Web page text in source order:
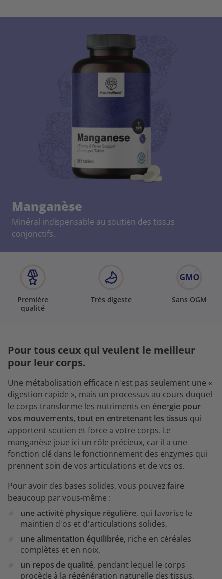
Manganèse
Minéral indispensable au soutien des tissus
conjonctifs.
Première
qualité
Très digeste Sans OGM
Pour tous ceux qui veulent le meilleur
pour leur corps.
Une métabolisation efficace n'est pas seulement une «
digestion rapide », mais un processus au cours duquel
le corps transforme les nutriments en énergie pour
vos mouvements, tout en entretenant les tissus qui
apportent soutien et force à votre corps. Le
manganèse joue ici un rôle précieux, car il a une
fonction clé dans le fonctionnement des enzymes qui
prennent soin de vos articulations et de vos os.
Pour avoir des bases solides, vous pouvez faire
beaucoup par vous-même :
une activité physique régulière, qui favorise le
maintien d'os et d'articulations solides,
une alimentation équilibrée, riche en céréales
complètes et en noix,
un repos de qualité, pendant lequel le corps
procède à la régénération naturelle des tissus,